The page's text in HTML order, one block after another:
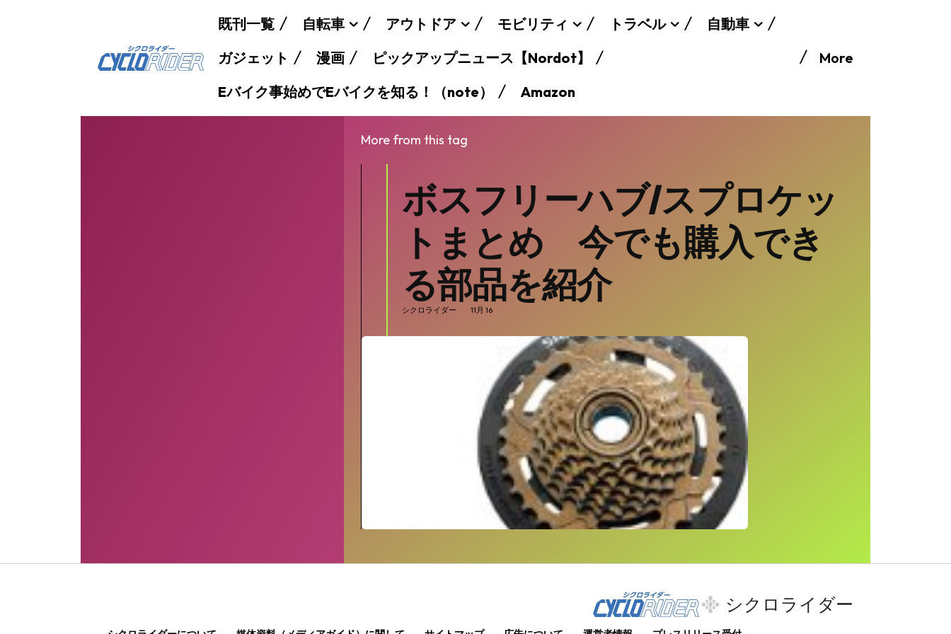
既刊一覧 自転車 アウトドア モビリティ トラベル
自動車
ガジェット
漫画
ピックアップニュース【Nordot】
Eバイク事始めでEバイクを知る！（note）
Amazon
More
More from this tag
ボスフリーハブ/スプロケッ
トまとめ 今でも購入でき
る部品を紹介
シクロライダー 11月 16
シクロライダー